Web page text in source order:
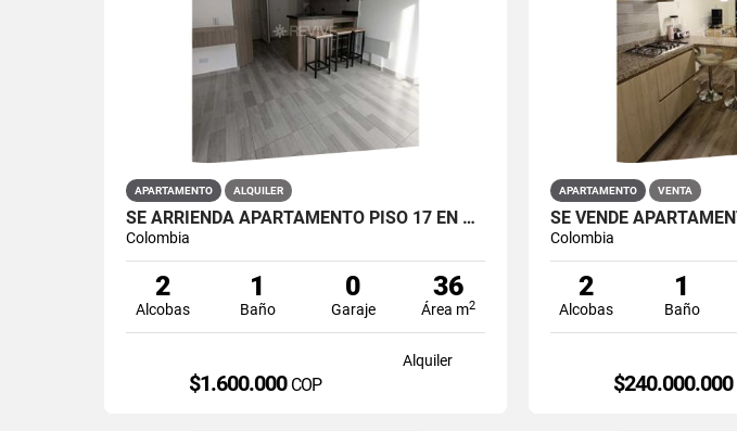
APARTAMENTO ALQUILER
SE ARRIENDA APARTAMENTO PISO 17 EN PRIMAVERA 6-39 PUENTE ARANDA
Colombia
2
Alcobas
1
Baño
0
Garaje
36
Área m2
Alquiler
$1.600.000 COP
APARTAMENTO VENTA
Colombia
2
Alcobas
1
Baño
$240.000.000